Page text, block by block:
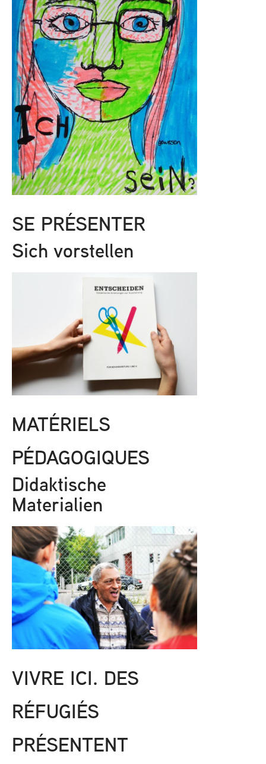
SE PRÉSENTER
Sich vorstellen
MATÉRIELS
PÉDAGOGIQUES
Didaktische
Materialien
VIVRE ICI. DES
RÉFUGIÉS
PRÉSENTENT